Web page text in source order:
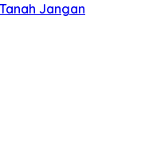
Jangan